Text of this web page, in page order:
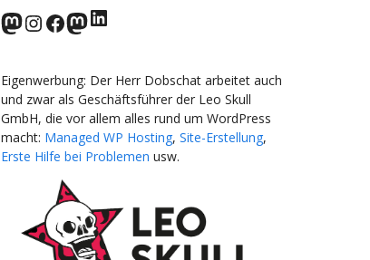
norden.social
Instagram
Facebook
wp-punks.social
LinkedIn
Eigenwerbung: Der Herr Dobschat arbeitet auch
und zwar als Geschäftsführer der Leo Skull
GmbH, die vor allem alles rund um WordPress
macht: Managed WP Hosting, Site-Erstellung,
Erste Hilfe bei Problemen usw.